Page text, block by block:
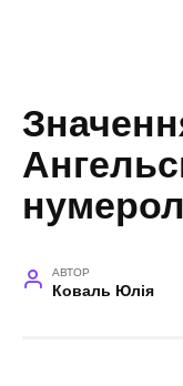
АВТОР
Коваль Юлія